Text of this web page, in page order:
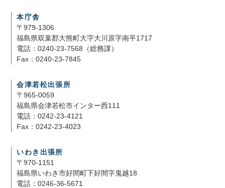
本庁舎
〒979-1306
福島県双葉郡大熊町大字大川原字南平1717
電話：0240-23-7568（総務課）
Fax：0240-23-7845
会津若松出張所
〒965-0059
福島県会津若松市インター西111
電話：0242-23-4121
Fax：0242-23-4023
いわき出張所
〒970-1151
福島県いわき市好間町下好間字鬼越18
電話：0246-36-5671